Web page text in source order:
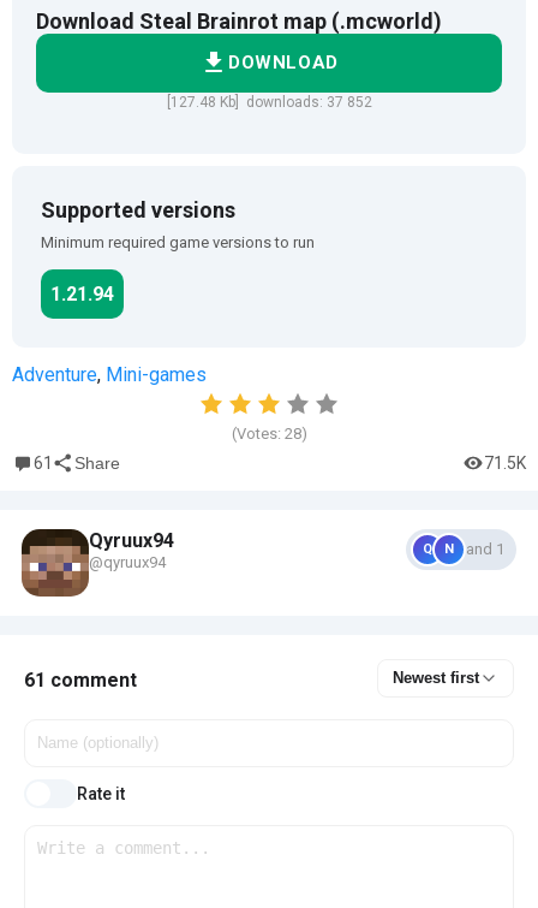
Download Steal Brainrot map (.mcworld)
DOWNLOAD
[127.48 Kb] downloads: 37 852
Supported versions
Minimum required game versions to run
1.21.94
Adventure, Mini-games
(Votes: 28)
61 Share 71.5K
Qyruux94
@qyruux94
Q N and 1
61 comment Newest first
Rate it